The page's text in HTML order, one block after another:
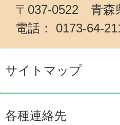
〒037-0522 青森
電話： 0173-64-
サイトマップ
各種連絡先